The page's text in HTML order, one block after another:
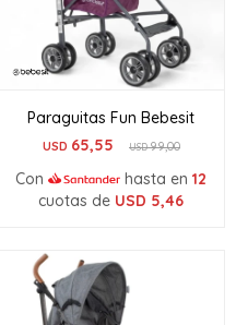
Paraguitas Fun Bebesit
USD 65,55 USD99,00
Con hasta en 12
cuotas de USD 5,46